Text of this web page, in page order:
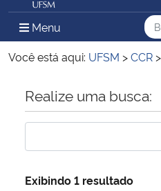
Ministério da Defesa
Ministério das Relações Exteriores
Ministério da Economia
Ministério da Infraestrutura
Menu Menu Principal do
Você está aqui: UFSM >CCR >
Início do conteúdo
Realize uma busca:
Exibindo 1 resultado